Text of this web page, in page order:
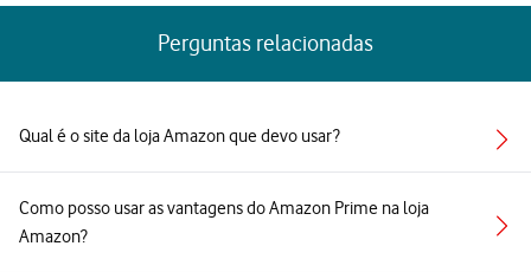
Perguntas relacionadas
Qual é o site da loja Amazon que devo usar?
Como posso usar as vantagens do Amazon Prime na loja
Amazon?